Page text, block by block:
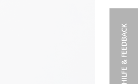
HILFE & FEEDBACK